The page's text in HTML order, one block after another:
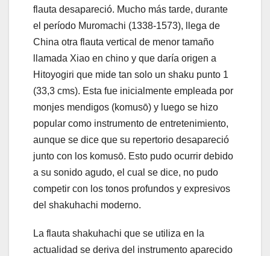
flauta desapareció. Mucho más tarde, durante
el período Muromachi (1338-1573), llega de
China otra flauta vertical de menor tamaño
llamada Xiao en chino y que daría origen a
Hitoyogiri que mide tan solo un shaku punto 1
(33,3 cms). Esta fue inicialmente empleada por
monjes mendigos (komusō) y luego se hizo
popular como instrumento de entretenimiento,
aunque se dice que su repertorio desapareció
junto con los komusō. Esto pudo ocurrir debido
a su sonido agudo, el cual se dice, no pudo
competir con los tonos profundos y expresivos
del shakuhachi moderno.
La flauta shakuhachi que se utiliza en la
actualidad se deriva del instrumento aparecido